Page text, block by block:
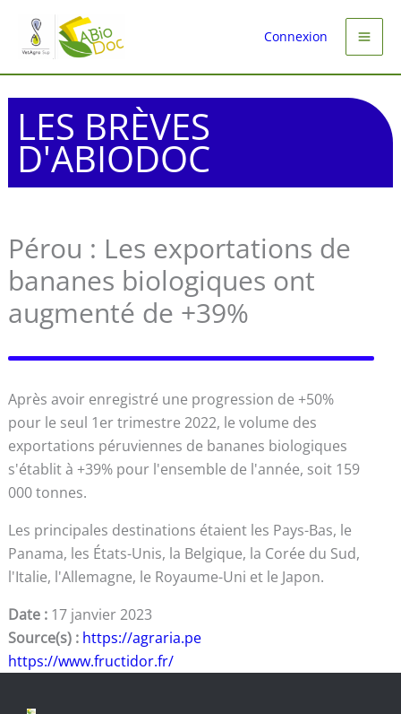
contenu
Connexion
LES BRÈVES
D'ABIODOC
Pérou : Les exportations de
bananes biologiques ont
augmenté de +39%
Après avoir enregistré une progression de +50%
pour le seul 1er trimestre 2022, le volume des
exportations péruviennes de bananes biologiques
s'établit à +39% pour l'ensemble de l'année, soit 159
000 tonnes.
Les principales destinations étaient les Pays-Bas, le
Panama, les États-Unis, la Belgique, la Corée du Sud,
l'Italie, l'Allemagne, le Royaume-Uni et le Japon.
Date : 17 janvier 2023
Source(s) : https://agraria.pe
https://www.fructidor.fr/